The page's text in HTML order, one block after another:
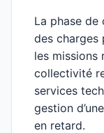
La phase
des charges
les missions
collectivité
services
gestion
en retard.